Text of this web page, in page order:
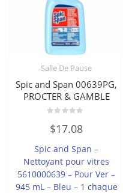
Salle De Pause
Spic and Span 00639PG,
PROCTER & GAMBLE
0
sur
$17.08
Spic and Span –
Nettoyant pour vitres
5610000639 – Pour Ver –
945 mL – Bleu – 1 chaque